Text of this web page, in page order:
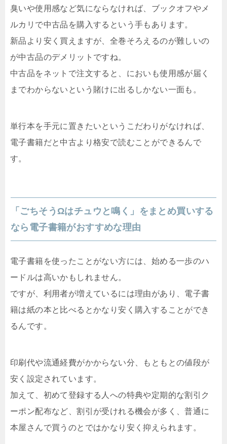
臭いや使用感など気にならなければ、ブックオフやメ
ルカリで中古品を購入するという手もあります。
新品より安く買えますが、全巻そろえるのが難しいの
が中古品のデメリットですね。
中古品をネットで注文すると、においも使用感が届く
までわからないという賭けに出るしかない一面も。
単行本を手元に置きたいというこだわりがなければ、
電子書籍だと中古より格安で読むことができるんで
す。
「ごちそうΩはチュウと鳴く」をまとめ買いする
なら電子書籍がおすすめな理由
電子書籍を使ったことがない方には、始める一歩のハ
ードルは高いかもしれません。
ですが、利用者が増えているには理由があり、電子書
籍は紙の本と比べるとかなり安く購入することができ
るんです。
印刷代や流通経費がかからない分、もともとの値段が
安く設定されています。
加えて、初めて登録する人への特典や定期的な割引ク
ーポン配布など、割引が受けれる機会が多く、普通に
本屋さんで買うのとではかなり安く抑えられます。